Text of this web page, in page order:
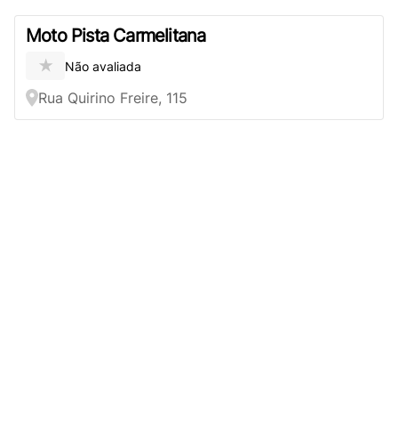
Moto Pista Carmelitana
★ Não avaliada
Rua Quirino Freire, 115